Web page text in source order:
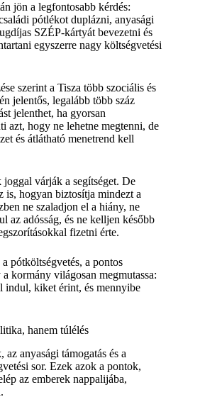
jön a legfontosabb kérdés:
pótlékot duplázni, anyasági
SZÉP-kártyát bevezetni és
egyszerre nagy költségvetési
szerint a Tisza több szociális és
jelentős, legalább több száz
jelenthet, ha gyorsan
azt, hogy ne lehetne megtenni, de
és átlátható menetrend kell
várják a segítséget. De
is, hogyan biztosítja mindezt a
ne szaladjon el a hiány, ne
az adósság, és ne kelljen később
fizetni érte.
pótköltségvetés, a pontos
kormány világosan megmutassa:
indul, kiket érint, és mennyibe
hanem túlélés
anyasági támogatás és a
sor. Ezek azok a pontok,
az emberek nappalijába,